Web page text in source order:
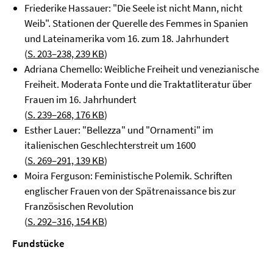
Friederike Hassauer: "Die Seele ist nicht Mann, nicht
Weib". Stationen der Querelle des Femmes in Spanien
und Lateinamerika vom 16. zum 18. Jahrhundert
(S. 203–238, 239 KB)
Adriana Chemello: Weibliche Freiheit und venezianische
Freiheit. Moderata Fonte und die Traktatliteratur über
Frauen im 16. Jahrhundert
(S. 239–268, 176 KB)
Esther Lauer: "Bellezza" und "Ornamenti" im
italienischen Geschlechterstreit um 1600
(S. 269–291, 139 KB)
Moira Ferguson: Feministische Polemik. Schriften
englischer Frauen von der Spätrenaissance bis zur
Französischen Revolution
(S. 292–316, 154 KB)
Fundstücke